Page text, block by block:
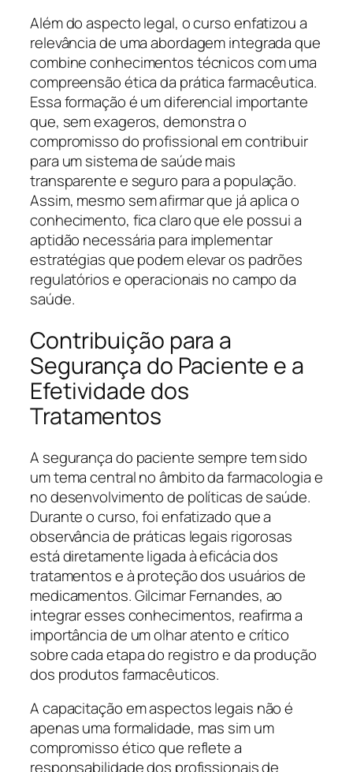
Além do aspecto legal, o curso enfatizou a
relevância de uma abordagem integrada que
combine conhecimentos técnicos com uma
compreensão ética da prática farmacêutica.
Essa formação é um diferencial importante
que, sem exageros, demonstra o
compromisso do profissional em contribuir
para um sistema de saúde mais
transparente e seguro para a população.
Assim, mesmo sem afirmar que já aplica o
conhecimento, fica claro que ele possui a
aptidão necessária para implementar
estratégias que podem elevar os padrões
regulatórios e operacionais no campo da
saúde.
Contribuição para a
Segurança do Paciente e a
Efetividade dos
Tratamentos
A segurança do paciente sempre tem sido
um tema central no âmbito da farmacologia e
no desenvolvimento de políticas de saúde.
Durante o curso, foi enfatizado que a
observância de práticas legais rigorosas
está diretamente ligada à eficácia dos
tratamentos e à proteção dos usuários de
medicamentos. Gilcimar Fernandes, ao
integrar esses conhecimentos, reafirma a
importância de um olhar atento e crítico
sobre cada etapa do registro e da produção
dos produtos farmacêuticos.
A capacitação em aspectos legais não é
apenas uma formalidade, mas sim um
compromisso ético que reflete a
responsabilidade dos profissionais de